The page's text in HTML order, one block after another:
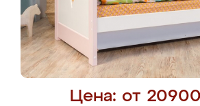
Цена: от